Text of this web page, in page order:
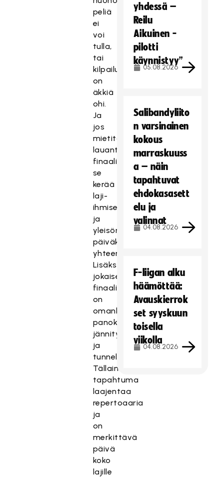
peliä
ei
voi
tulla,
tai
kilpailu
on
äkkiä
ohi.
Ja
jos
mietitään
lauantain
finaalitapahtumaa,
se
kerää
laji-
ihmiset
ja
yleisön
päiväksi
yhteen.
Lisäksi
jokaisessa
finaalissa
on
omanlaisensa
panokset,
jännitys
ja
tunnelma.
Tällainen
tapahtuma
laajentaa
repertoaaria
ja
on
merkittävä
päivä
koko
lajille
yhdessä –
Reilu
Aikuinen -
pilotti
käynnistyy”
05.08.2026
Salibandyliito
n varsinainen
kokous
marraskuuss
a – näin
tapahtuvat
ehdokasasett
elu ja
valinnat
04.08.2026
F-liigan alku
häämöttää:
Avauskierrok
set syyskuun
toisella
viikolla
04.08.2026